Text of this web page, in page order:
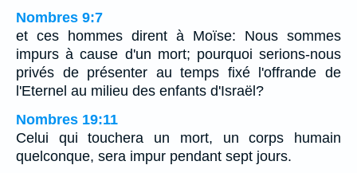
Nombres 9:7
et ces hommes dirent à Moïse: Nous sommes
impurs à cause d'un mort; pourquoi serions-nous
privés de présenter au temps fixé l'offrande de
l'Eternel au milieu des enfants d'Israël?
Nombres 19:11
Celui qui touchera un mort, un corps humain
quelconque, sera impur pendant sept jours.